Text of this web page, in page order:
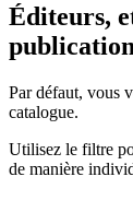
Éditeurs,
publication
Par défaut, vous
catalogue.
Utilisez le filtre
de manière